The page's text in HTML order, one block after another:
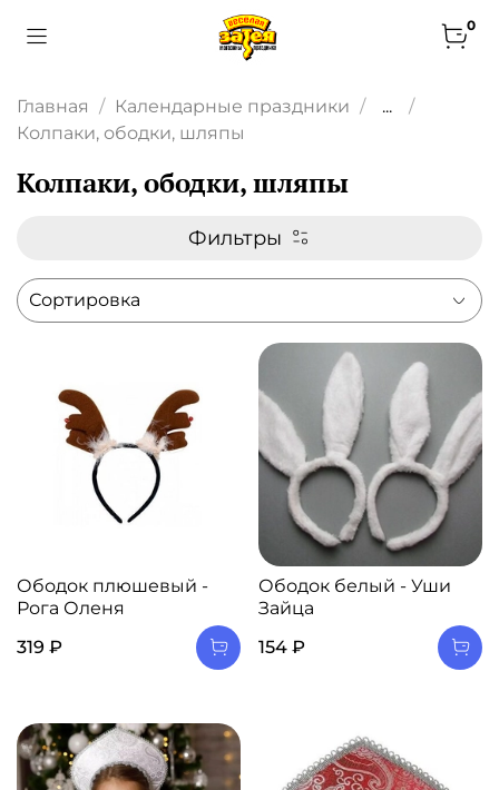
0
Главная Календарные праздники
...
Колпаки, ободки, шляпы
Колпаки, ободки, шляпы
Фильтры
Ободок плюшевый -
Рога Оленя
319 ₽
Ободок белый - Уши
Зайца
154 ₽